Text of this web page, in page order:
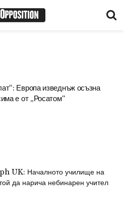
Европа изведнъж осъзна
е от „Росатом“
UK: Началното училище на
да нарича небинарен учител